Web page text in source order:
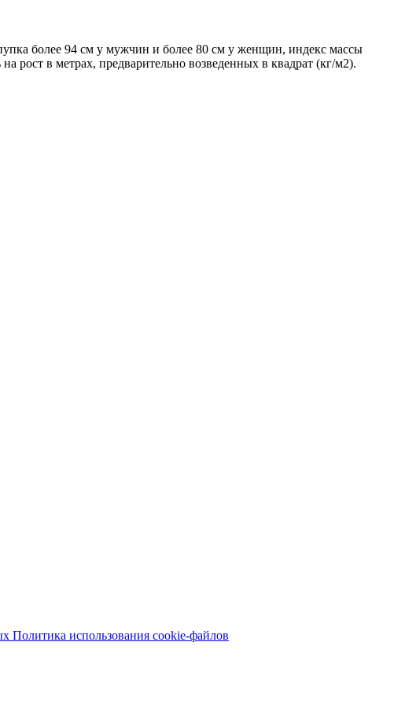
более 94 см у мужчин и более 80 см у женщин, индекс массы
рост в метрах, предварительно возведенных в квадрат (кг/м2).
Политика использования cookie-файлов